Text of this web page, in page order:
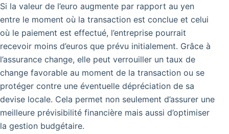
Si la valeur de l’euro augmente par rapport au yen
entre le moment où la transaction est conclue et celui
où le paiement est effectué, l’entreprise pourrait
recevoir moins d’euros que prévu initialement. Grâce à
l’assurance change, elle peut verrouiller un taux de
change favorable au moment de la transaction ou se
protéger contre une éventuelle dépréciation de sa
devise locale. Cela permet non seulement d’assurer une
meilleure prévisibilité financière mais aussi d’optimiser
la gestion budgétaire.